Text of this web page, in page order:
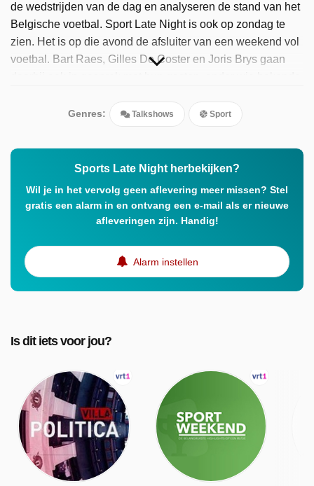
de wedstrijden van de dag en analyseren de stand van het
Belgische voetbal. Sport Late Night is ook op zondag te
zien. Het is op die avond de afsluiter van een weekend vol
voetbal. Bart Raes, Gilles De Coster en Joris Brys gaan
Geert De Vlieger. Samen met hen nemen de presentatoren
Genres: Talkshows Sport
Sports Late Night herbekijken?
Wil je in het vervolg geen aflevering meer missen? Stel
gratis een alarm in en ontvang een e-mail als er nieuwe
afleveringen zijn. Handig!
Alarm instellen
Is dit iets voor jou?